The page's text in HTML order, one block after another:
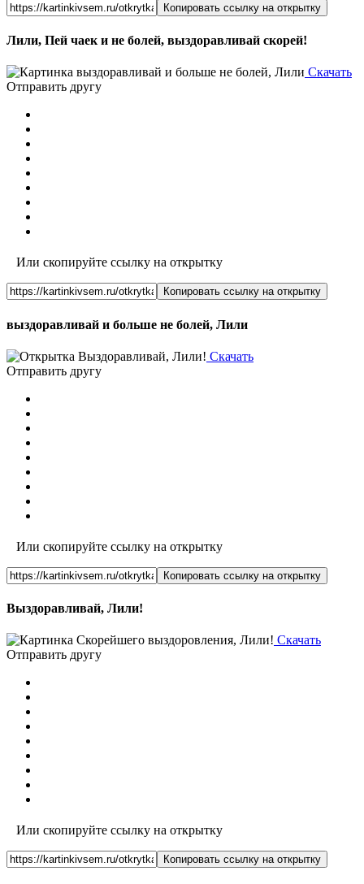
Копировать ссылку на открытку
Лили, Пей чаек и не болей, выздоравливай скорей!
Скачать
Отправить другу
Или скопируйте ссылку на открытку
Копировать ссылку на открытку
выздоравливай и больше не болей, Лили
Скачать
Отправить другу
Или скопируйте ссылку на открытку
Копировать ссылку на открытку
Выздоравливай, Лили!
Скачать
Отправить другу
Или скопируйте ссылку на открытку
Копировать ссылку на открытку